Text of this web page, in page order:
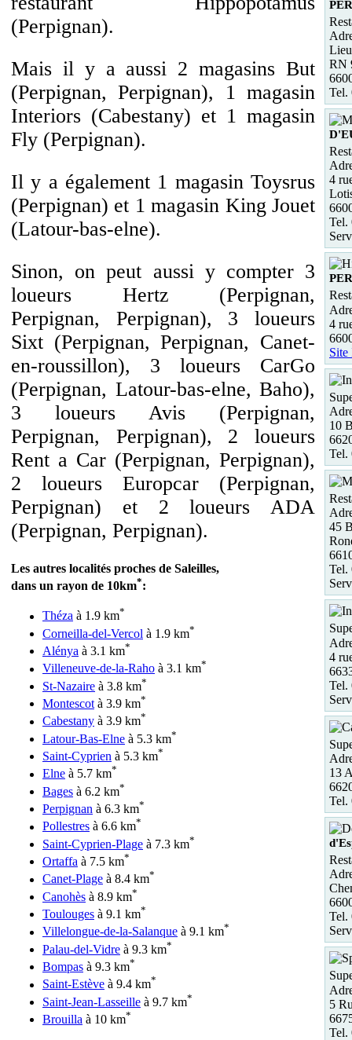
(Perpignan).
Mais il y a aussi 2 magasins But
(Perpignan, Perpignan), 1 magasin
Interiors (Cabestany) et 1 magasin
Fly (Perpignan).
Il y a également 1 magasin Toysrus
(Perpignan) et 1 magasin King Jouet
(Latour-bas-elne).
Sinon, on peut aussi y compter 3
loueurs Hertz (Perpignan,
Perpignan, Perpignan), 3 loueurs
Sixt (Perpignan, Perpignan, Canet-
en-roussillon), 3 loueurs CarGo
(Perpignan, Latour-bas-elne, Baho),
3 loueurs Avis (Perpignan,
Perpignan, Perpignan), 2 loueurs
Rent a Car (Perpignan, Perpignan),
2 loueurs Europcar (Perpignan,
Perpignan) et 2 loueurs ADA
(Perpignan, Perpignan).
Les autres localités proches de Saleilles,
dans un rayon de 10km*:
Théza à 1.9 km*
Corneilla-del-Vercol à 1.9 km*
Alénya à 3.1 km*
Villeneuve-de-la-Raho à 3.1 km*
St-Nazaire à 3.8 km*
Montescot à 3.9 km*
Cabestany à 3.9 km*
Latour-Bas-Elne à 5.3 km*
Saint-Cyprien à 5.3 km*
Elne à 5.7 km*
Bages à 6.2 km*
Perpignan à 6.3 km*
Pollestres à 6.6 km*
Saint-Cyprien-Plage à 7.3 km*
Ortaffa à 7.5 km*
Canet-Plage à 8.4 km*
Canohès à 8.9 km*
Toulouges à 9.1 km*
Villelongue-de-la-Salanque à 9.1 km*
Palau-del-Vidre à 9.3 km*
Bompas à 9.3 km*
Saint-Estève à 9.4 km*
Saint-Jean-Lasseille à 9.7 km*
Brouilla à 10 km*
RN
Tel.
4
Tel.
4
Site
10
Tel.
45
Tel.
4
Tel.
13
Tel.
Tel.
5
Tel.